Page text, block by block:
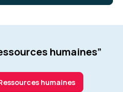
humaines”
humaines